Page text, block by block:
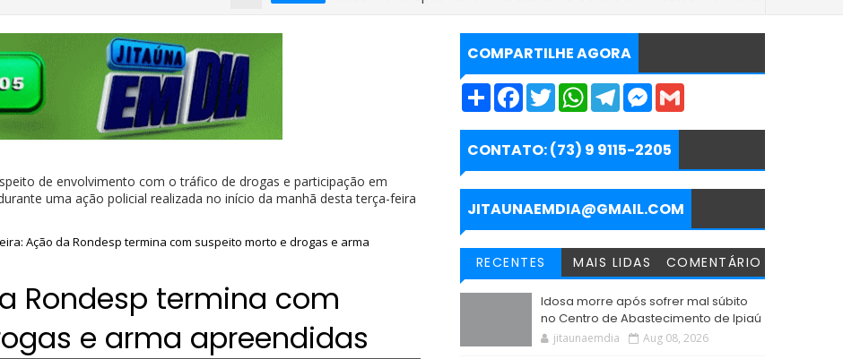
de envolvimento com o tráfico de drogas e participação em
uma ação policial realizada no início da manhã desta terça-feira
Ação da Rondesp termina com suspeito morto e drogas e arma
Rondesp termina com
e arma apreendidas
COMPARTILHE AGORA
S
r
e
F
e
b
o
k
T
w
t
t
e
r
W
t
s
p
p
T
e
g
a
m
M
s
e
g
e
r
i
CONTATO: (73) 9 9115-2205
JITAUNAEMDIA@GMAIL.COM
RECENTES MAIS LIDAS COMENTÁRIO
Idosa morre após sofrer mal súbito
no Centro de Abastecimento de Ipiaú
jitaunaemdia Aug 08, 2026